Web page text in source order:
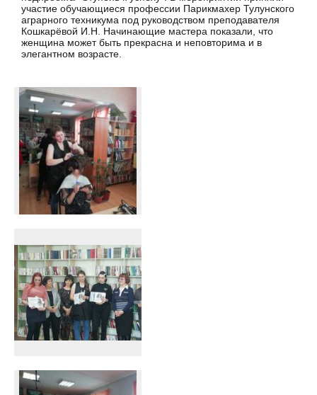
участие обучающиеся профессии Парикмахер Тулунского
аграрного техникума под руководством преподавателя
Кошкарёвой И.Н. Начинающие мастера показали, что
женщина может быть прекрасна и неповторима и в
элегантном возрасте.